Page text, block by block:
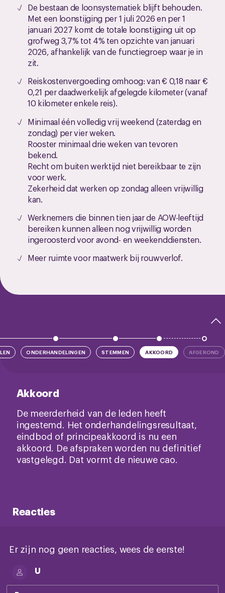
De bestaan de loonsystematiek blijft behouden.
Met een loonstijging per 1 juli 2026 en per 1
januari 2027 komt de totale loonstijging uit op
grofweg 3,7% tot 4% ten opzichte van januari
2026, afhankelijk van de functiegroep waar je in
zit.
Reiskostenvergoeding omhoog: van € 0,18 naar €
0,21 per daadwerkelijk afgelegde kilometer (vanaf
10 kilometer enkele reis).
Minimaal één volledig vrij weekend (zaterdag en
zondag) per vier weken.
Rooster minimaal drie weken van tevoren
bekend.
Recht om buiten werktijd niet bereikbaar te zijn
voor werk.
Zekerheid dat werken op zondag alleen vrijwillig
kan.
Werknemers die binnen tien jaar de AOW-leeftijd
bereiken kunnen alleen nog vrijwillig worden
ingeroosterd voor avond- en weekenddiensten.
Meer ruimte voor maatwerk bij rouwverlof.
ONDERHANDELINGEN STEMMEN AKKOORD AFGEROND
Akkoord
De meerderheid van de leden heeft
ingestemd. Het onderhandelingsresultaat,
eindbod of principeakkoord is nu een
akkoord. De afspraken worden nu definitief
vastgelegd. Dat vormt de nieuwe cao.
Reacties
Er zijn nog geen reacties, wees de eerste!
U